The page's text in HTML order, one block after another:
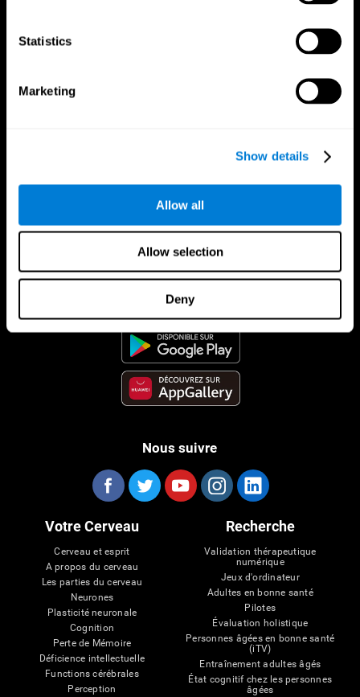
Statistics
Marketing
Show details
Allow all
Allow selection
Deny
Nous suivre
Votre Cerveau
Cerveau et esprit
A propos du cerveau
Les parties du cerveau
Neurones
Plasticité neuronale
Cognition
Perte de Mémoire
Déficience intellectuelle
Functions cérébrales
Perception
Recherche
Validation thérapeutique
numérique
Jeux d'ordinateur
Adultes en bonne santé
Pilotes
Évaluation holistique
Personnes âgées en bonne santé
(iTV)
Entraînement adultes âgés
État cognitif chez les personnes
âgées